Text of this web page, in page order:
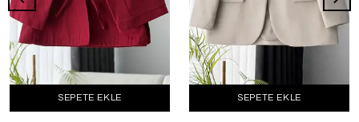
SEPETE EKLE SEPETE EKLE